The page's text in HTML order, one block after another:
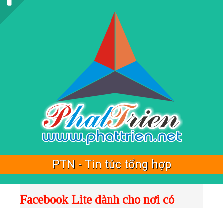
PTN - Tin tức tổng hợp
Facebook Lite dành cho nơi có